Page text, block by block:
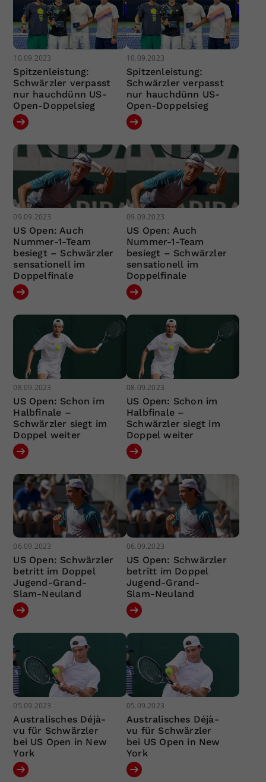
10.09.2023
Spitzenleistung:
Schwärzler verpasst
nur hauchdünn US-
Open-Doppelsieg
10.09.2023
Spitzenleistung:
Schwärzler verpasst
nur hauchdünn US-
Open-Doppelsieg
09.09.2023
US Open: Auch
Nummer-1-Team
besiegt – Schwärzler
sensationell im
Doppelfinale
09.09.2023
US Open: Auch
Nummer-1-Team
besiegt – Schwärzler
sensationell im
Doppelfinale
08.09.2023
US Open: Schon im
Halbfinale –
Schwärzler siegt im
Doppel weiter
08.09.2023
US Open: Schon im
Halbfinale –
Schwärzler siegt im
Doppel weiter
06.09.2023
US Open: Schwärzler
betritt im Doppel
Jugend-Grand-
Slam-Neuland
06.09.2023
US Open: Schwärzler
betritt im Doppel
Jugend-Grand-
Slam-Neuland
05.09.2023
Australisches Déjà-
vu für Schwärzler
bei US Open in New
York
05.09.2023
Australisches Déjà-
vu für Schwärzler
bei US Open in New
York